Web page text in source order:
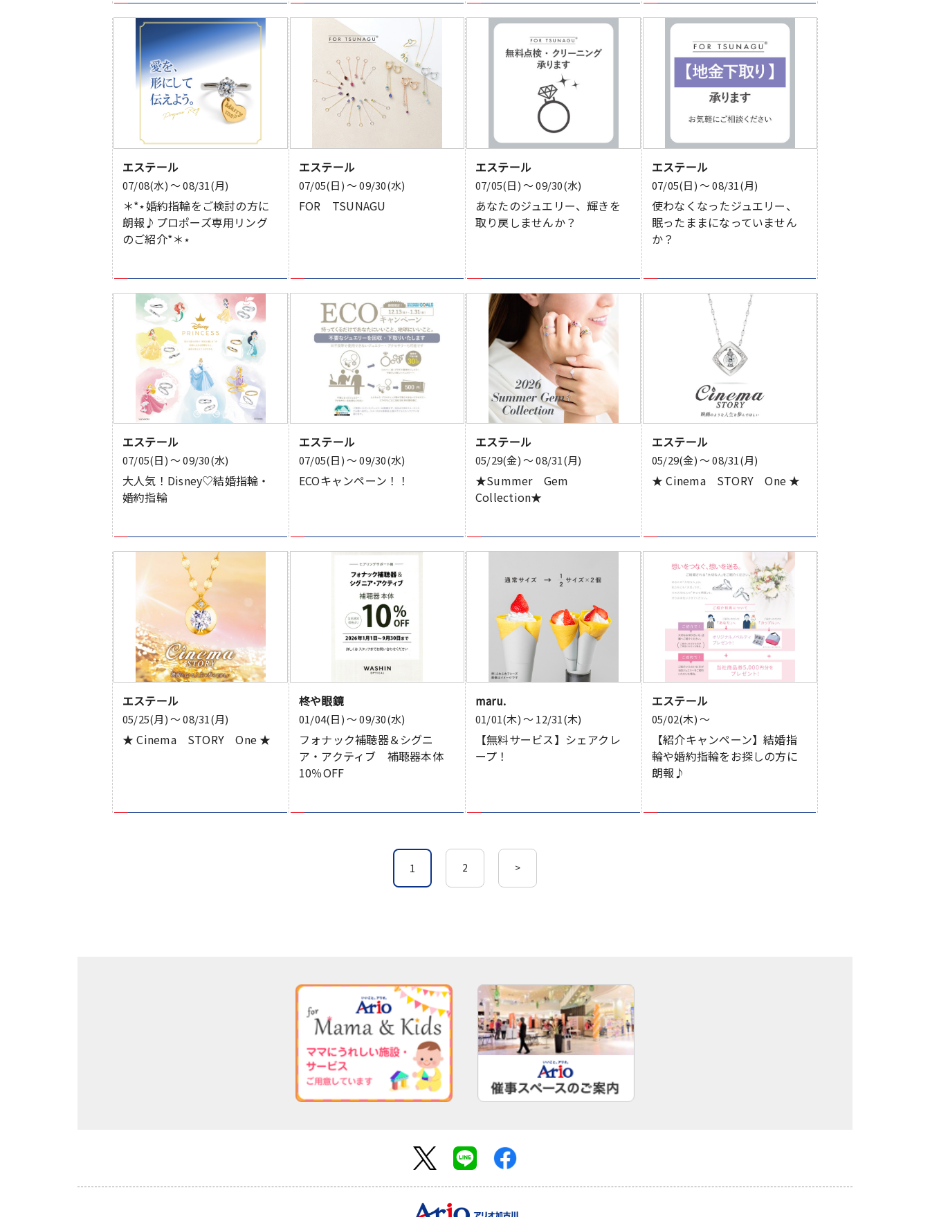
エステール
07/08(水) 〜 08/31(月)
＊*⋆婚約指輪をご検討の方に
朗報♪プロポーズ専用リング
のご紹介*＊⋆
エステール
07/05(日) 〜 09/30(水)
FOR TSUNAGU
エステール
07/05(日) 〜 09/30(水)
あなたのジュエリー、輝きを
取り戻しませんか？
エステール
07/05(日) 〜 08/31(月)
使わなくなったジュエリー、
眠ったままになっていません
か？
エステール
07/05(日) 〜 09/30(水)
大人気！Disney♡結婚指輪・
婚約指輪
エステール
07/05(日) 〜 09/30(水)
ECOキャンペーン！！
エステール
05/29(金) 〜 08/31(月)
★Summer Gem
Collection★
エステール
05/29(金) 〜 08/31(月)
★ Cinema STORY One ★
エステール
05/25(月) 〜 08/31(月)
★ Cinema STORY One ★
柊や眼鏡
01/04(日) 〜 09/30(水)
フォナック補聴器＆シグニ
ア・アクティブ 補聴器本体
10％OFF
maru.
01/01(木) 〜 12/31(木)
【無料サービス】シェアクレ
ープ！
エステール
05/02(木) 〜
【紹介キャンペーン】結婚指
輪や婚約指輪をお探しの方に
朗報♪
1 2 >